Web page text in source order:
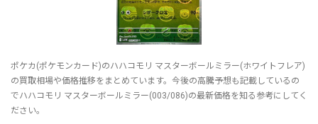
ポケカ(ポケモンカード)のハハコモリ マスターボールミラー(ホワイトフレア)
の買取相場や価格推移をまとめています。今後の高騰予想も記載しているの
でハハコモリ マスターボールミラー(003/086)の最新価格を知る参考にしてく
ださい。